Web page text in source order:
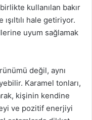
kullanılan bakır
hale getiriyor.
uyum sağlamak
değil, aynı
Karamel tonları,
kişinin kendine
ve pozitif enerjiyi